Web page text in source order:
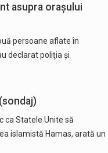
asupra oraşului
persoane aflate în
declarat poliţia şi
ca Statele Unite să
islamistă Hamas, arată un